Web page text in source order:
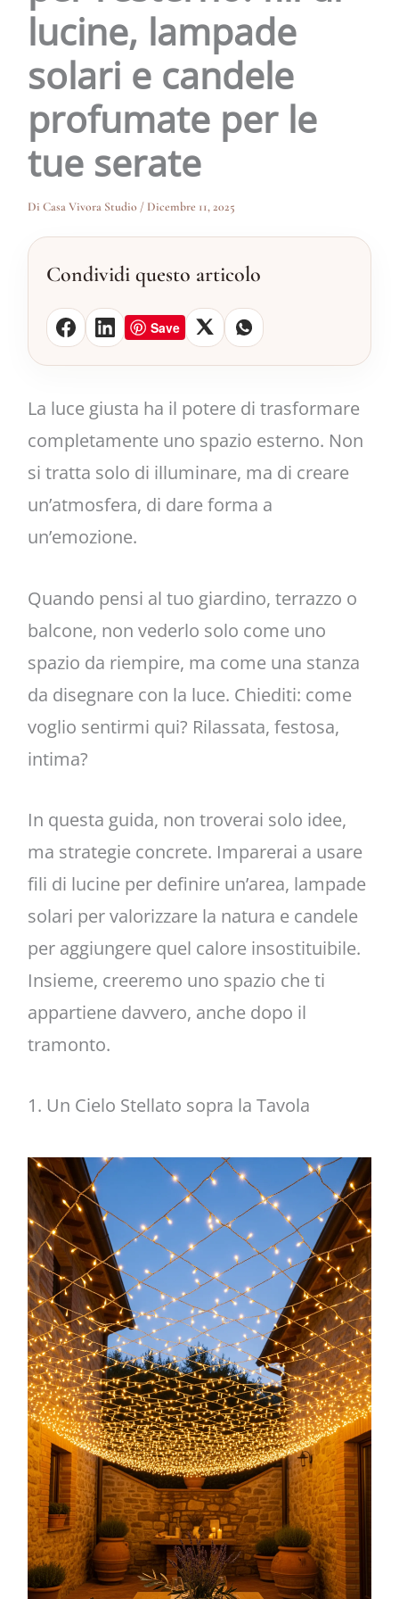
lucine, lampade
solari e candele
profumate per le
tue serate
Di Casa Vivora Studio/ Dicembre 11, 2025
Condividi questo articolo
Save
La luce giusta ha il potere di trasformare
completamente uno spazio esterno. Non
si tratta solo di illuminare, ma di creare
un’atmosfera, di dare forma a
un’emozione.
Quando pensi al tuo giardino, terrazzo o
balcone, non vederlo solo come uno
spazio da riempire, ma come una stanza
da disegnare con la luce. Chiediti: come
voglio sentirmi qui? Rilassata, festosa,
intima?
In questa guida, non troverai solo idee,
ma strategie concrete. Imparerai a usare
fili di lucine per definire un’area, lampade
solari per valorizzare la natura e candele
per aggiungere quel calore insostituibile.
Insieme, creeremo uno spazio che ti
appartiene davvero, anche dopo il
tramonto.
1. Un Cielo Stellato sopra la Tavola